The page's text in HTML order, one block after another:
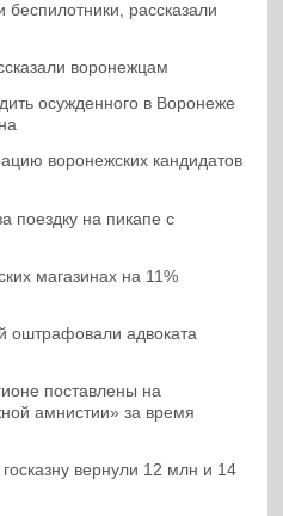
беспилотники, рассказали
воронежцам
осужденного в Воронеже
воронежских кандидатов
поездку на пикапе с
магазинах на 11%
оштрафовали адвоката
поставлены на
амнистии» за время
вернули 12 млн и 14